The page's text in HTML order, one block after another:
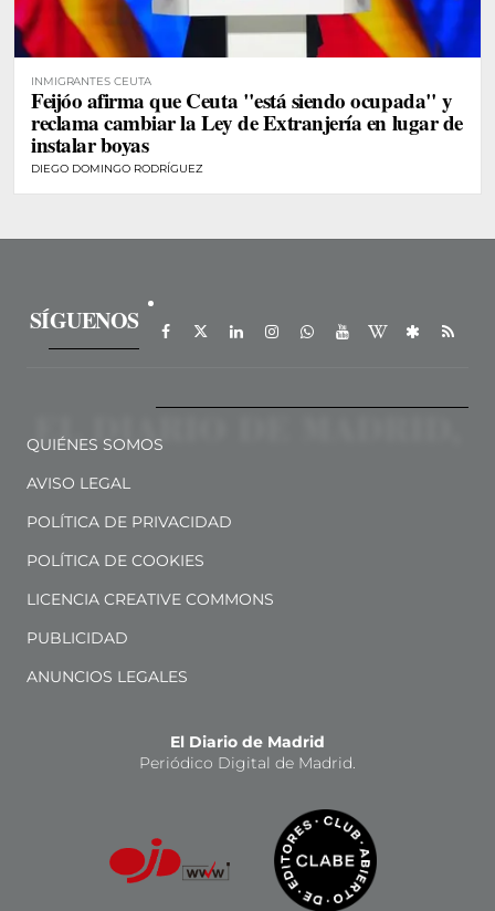
INMIGRANTES CEUTA
Feijóo afirma que Ceuta "está siendo ocupada" y
reclama cambiar la Ley de Extranjería en lugar de
instalar boyas
DIEGO DOMINGO RODRÍGUEZ
SÍGUENOS
QUIÉNES SOMOS
AVISO LEGAL
POLÍTICA DE PRIVACIDAD
POLÍTICA DE COOKIES
LICENCIA CREATIVE COMMONS
PUBLICIDAD
ANUNCIOS LEGALES
El Diario de Madrid
Periódico Digital de Madrid.